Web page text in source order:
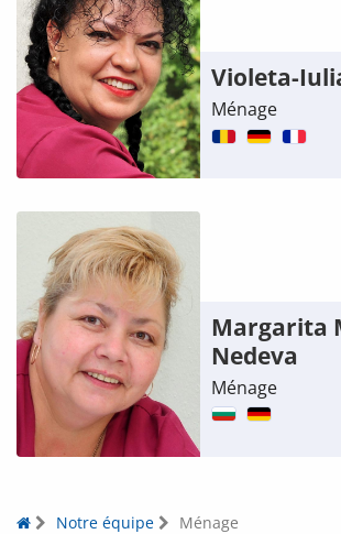
Violeta-
Ménage
Margarita
Nedeva
Ménage
Notre équipe Ménage